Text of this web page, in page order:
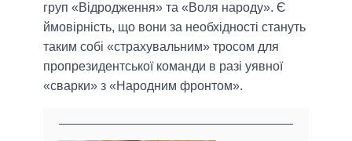
груп «Відродження» та «Воля народу». Є
ймовірність, що вони за необхідності стануть
таким собі «страхувальним» тросом для
пропрезидентської команди в разі уявної
«сварки» з «Народним фронтом».